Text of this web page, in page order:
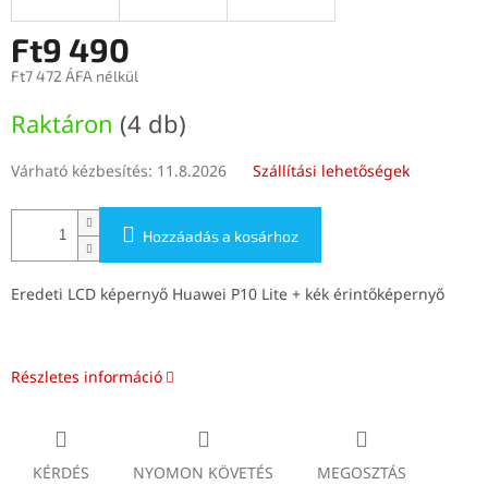
Ft9 490
Ft7 472 ÁFA nélkül
Raktáron (4 db)
Várható kézbesítés: 11.8.2026 Szállítási lehetőségek
Hozzáadás a kosárhoz
Eredeti LCD képernyő Huawei P10 Lite + kék érintőképernyő
Részletes információ
KÉRDÉS NYOMON KÖVETÉS MEGOSZTÁS